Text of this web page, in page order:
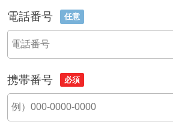
電話番号 任意
携帯番号 必須